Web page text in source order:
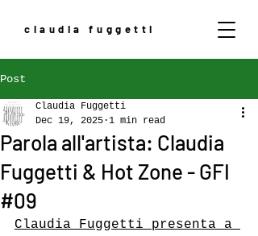
claudia fuggetti
Post
Parola all'artista: Claudia
Fuggetti & Hot Zone - GFI
#09
Claudia Fuggetti
Dec 19, 2025 1 min read
Claudia Fuggetti presenta a